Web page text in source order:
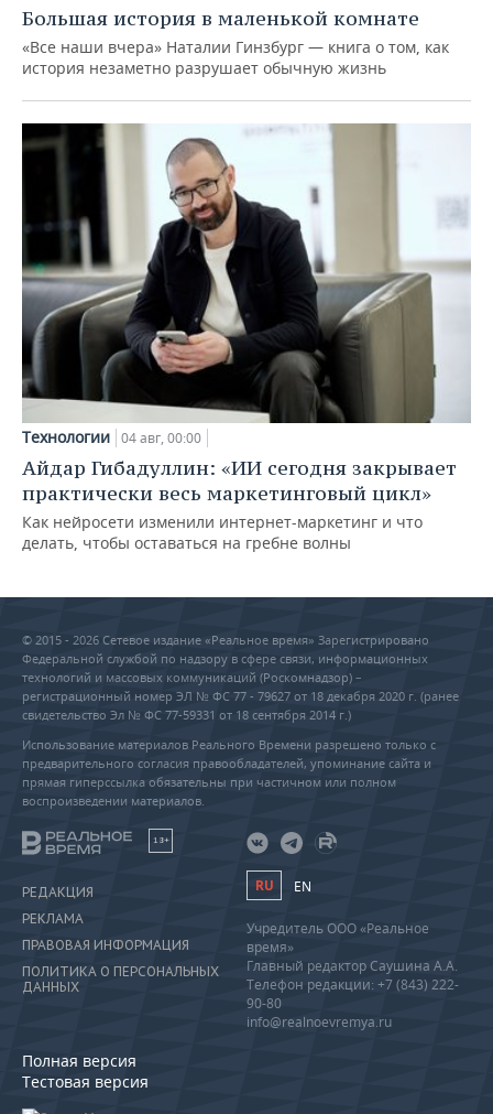
Большая история в маленькой комнате
«Все наши вчера» Наталии Гинзбург — книга о том, как
история незаметно разрушает обычную жизнь
Технологии 04 авг, 00:00
Айдар Гибадуллин: «ИИ сегодня закрывает
практически весь маркетинговый цикл»
Как нейросети изменили интернет-маркетинг и что
делать, чтобы оставаться на гребне волны
© 2015 - 2026 Сетевое издание «Реальное время» Зарегистрировано
Федеральной службой по надзору в сфере связи, информационных
технологий и массовых коммуникаций (Роскомнадзор) –
регистрационный номер ЭЛ № ФС 77 - 79627 от 18 декабря 2020 г. (ранее
свидетельство Эл № ФС 77-59331 от 18 сентября 2014 г.)
Использование материалов Реального Времени разрешено только с
предварительного согласия правообладателей, упоминание сайта и
прямая гиперссылка обязательны при частичном или полном
воспроизведении материалов.
18+
РЕДАКЦИЯ
РЕКЛАМА
ПРАВОВАЯ ИНФОРМАЦИЯ
ПОЛИТИКА О ПЕРСОНАЛЬНЫХ
ДАННЫХ
Полная версия
Тестовая версия
RU EN
Учредитель ООО «Реальное
время»
Главный редактор Саушина А.А.
Телефон редакции: +7 (843) 222-
90-80
info@realnoevremya.ru